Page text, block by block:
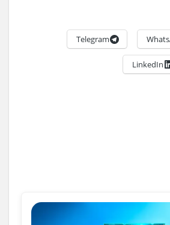
Telegram
LinkedIn